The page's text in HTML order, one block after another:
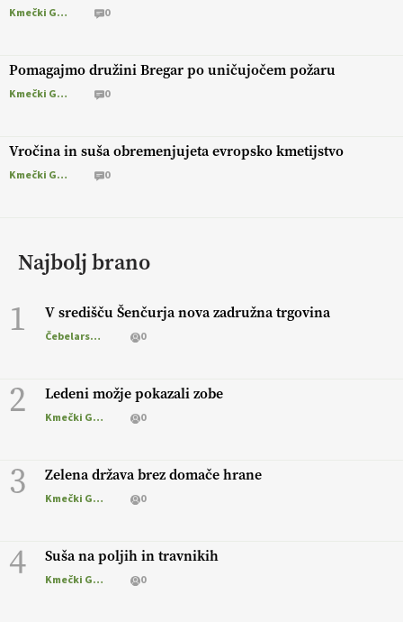
Kmečki Glas 0
Pomagajmo družini Bregar po uničujočem požaru
Kmečki Glas 0
Vročina in suša obremenjujeta evropsko kmetijstvo
Kmečki Glas 0
Najbolj brano
1 V središču Šenčurja nova zadružna trgovina
Čebelarstvo 0
2 Ledeni možje pokazali zobe
Kmečki Glas 0
3 Zelena država brez domače hrane
Kmečki Glas 0
4 Suša na poljih in travnikih
Kmečki Glas 0